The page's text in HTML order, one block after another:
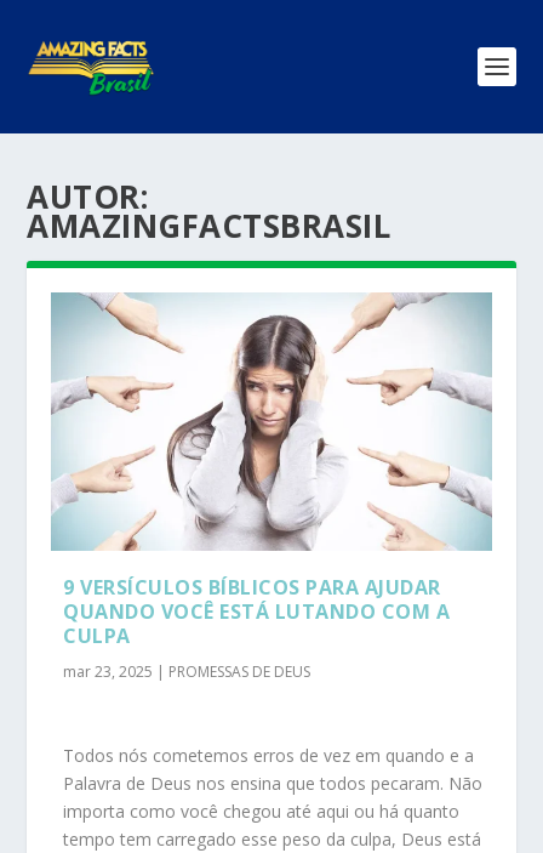
AUTOR:
AMAZINGFACTSBRASIL
9 VERSÍCULOS BÍBLICOS PARA AJUDAR
QUANDO VOCÊ ESTÁ LUTANDO COM A
CULPA
mar 23, 2025 | PROMESSAS DE DEUS
Todos nós cometemos erros de vez em quando e a
Palavra de Deus nos ensina que todos pecaram. Não
importa como você chegou até aqui ou há quanto
tempo tem carregado esse peso da culpa, Deus está